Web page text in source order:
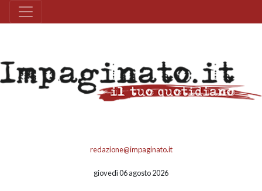
redazione@impaginato.it
giovedì 06 agosto 2026